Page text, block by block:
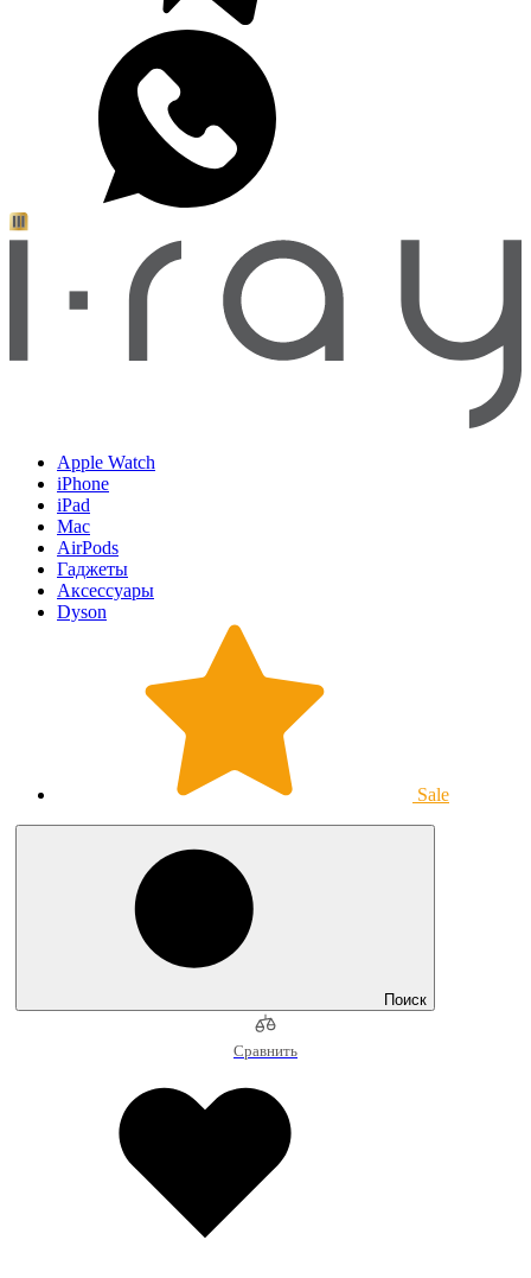
Apple Watch
iPhone
iPad
Mac
AirPods
Гаджеты
Аксессуары
Dyson
Sale
Поиск
Сравнить